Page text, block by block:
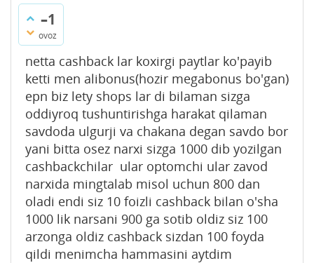
–1
ovoz
netta cashback lar koxirgi paytlar ko'payib
ketti men alibonus(hozir megabonus bo'gan)
epn biz lety shops lar di bilaman sizga
oddiyroq tushuntirishga harakat qilaman
savdoda ulgurji va chakana degan savdo bor
yani bitta osez narxi sizga 1000 dib yozilgan
cashbackchilar ular optomchi ular zavod
narxida mingtalab misol uchun 800 dan
oladi endi siz 10 foizli cashback bilan o'sha
1000 lik narsani 900 ga sotib oldiz siz 100
arzonga oldiz cashback sizdan 100 foyda
qildi menimcha hammasini aytdim